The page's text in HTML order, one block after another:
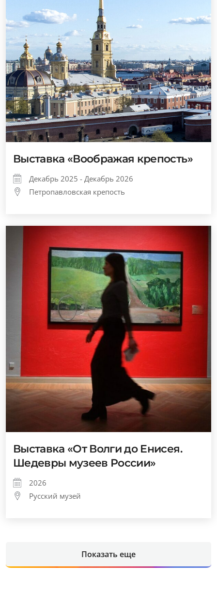
Выставка «Воображая крепость»
Декабрь 2025 - Декабрь 2026
Петропавловская крепость
Выставка «От Волги до Енисея.
Шедевры музеев России»
2026
Русский музей
Показать еще